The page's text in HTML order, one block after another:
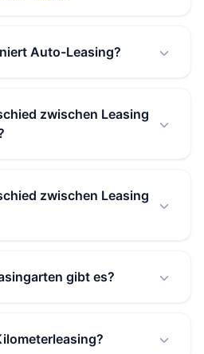
Auto-Leasing?
zwischen Leasing
zwischen Leasing
gibt es?